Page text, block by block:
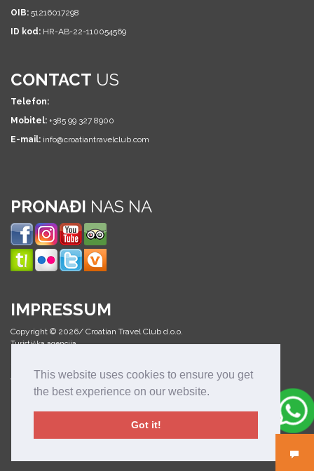
This website uses cookies to ensure you get
the best experience on our website.
Got it!
OIB: 51216017298
ID kod: HR-AB-22-110054569
CONTACT US
Telefon:
Mobitel: +385 99 327 8900
E-mail: info@croatiantravelclub.com
PRONAĐI NAS NA
IMPRESSUM
Copyright © 2026/ Croatian Travel Club d.o.o.
Turistička agencija
Web design & development:
kalo.dev - Web Development